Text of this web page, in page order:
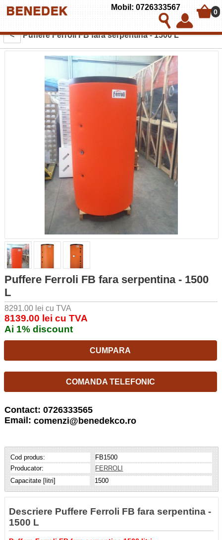
Mobil: 0726333567
0
< Puffere Ferroli FB fara serpentina - 1500 L
Puffere Ferroli FB fara serpentina - 1500
L
8291.00 lei cu TVA
8139.00 lei cu TVA
Ai 1% discount
CUMPARA
COMANDA TELEFONIC
Contact: 0726333565
Email: comenzi@benedekco.ro
Cod produs:
FB1500
Producator:
FERROLI
Capacitate [litri]
1500
Descriere Puffere Ferroli FB fara serpentina -
1500 L